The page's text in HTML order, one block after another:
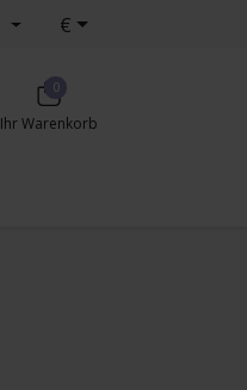
€
0
Ihr Warenkorb